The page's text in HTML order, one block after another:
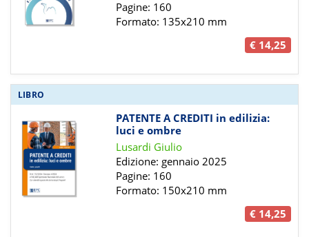
Pagine: 160
Formato: 135x210 mm
€ 14,25
LIBRO
PATENTE A CREDITI in edilizia:
luci e ombre
Lusardi Giulio
Edizione: gennaio 2025
Pagine: 160
Formato: 150x210 mm
€ 14,25